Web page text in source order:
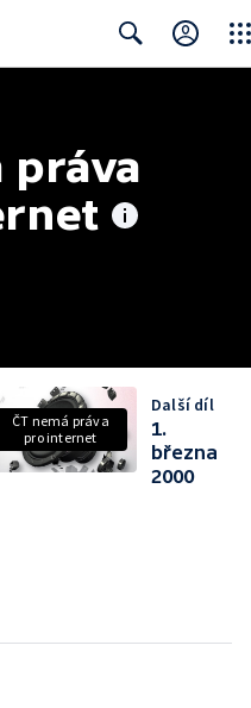
práva
ČT nemá práva
pro internet
Další díl
1.
března
2000